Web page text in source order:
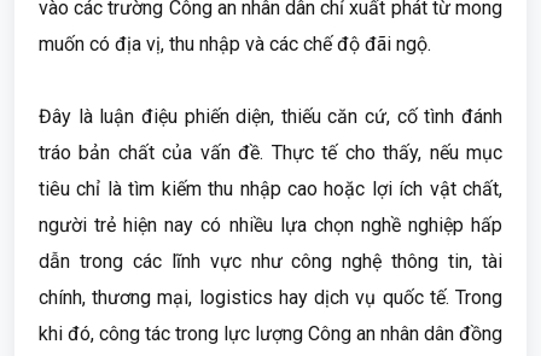
vào các trường Công an nhân dân chỉ xuất phát từ mong
muốn có địa vị, thu nhập và các chế độ đãi ngộ.
Đây là luận điệu phiến diện, thiếu căn cứ, cố tình đánh
tráo bản chất của vấn đề. Thực tế cho thấy, nếu mục
tiêu chỉ là tìm kiếm thu nhập cao hoặc lợi ích vật chất,
người trẻ hiện nay có nhiều lựa chọn nghề nghiệp hấp
dẫn trong các lĩnh vực như công nghệ thông tin, tài
chính, thương mại, logistics hay dịch vụ quốc tế. Trong
khi đó, công tác trong lực lượng Công an nhân dân đồng